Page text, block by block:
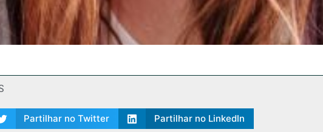
Partilhar no Twitter Partilhar no LinkedIn